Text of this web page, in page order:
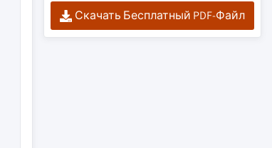
Скачать Бесплатный PDF-Файл